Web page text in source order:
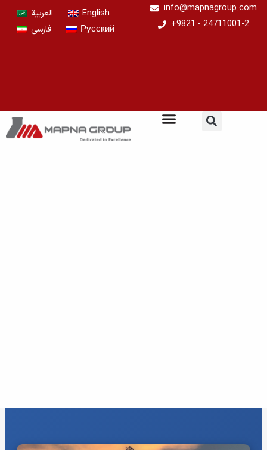
Перейтиالعربية
English
فارسی
Русский
info@mapnagroup.com
+9821 - 24711001-2